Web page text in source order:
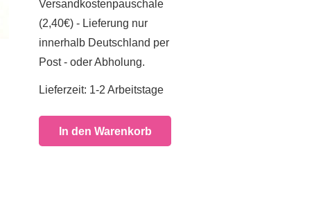
Versandkostenpauschale
(2,40€) - Lieferung nur
innerhalb Deutschland per
Post - oder Abholung.
Lieferzeit: 1-2 Arbeitstage
In den Warenkorb